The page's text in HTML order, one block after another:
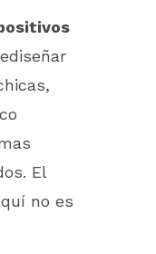
El
no es